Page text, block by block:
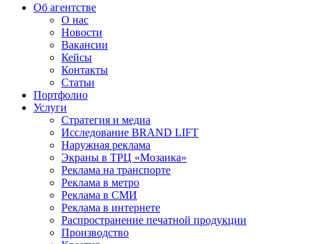
Об агентстве
О нас
Новости
Вакансии
Кейсы
Контакты
Статьи
Портфолио
Услуги
Стратегия и медиа
Исследование BRAND LIFT
Наружная реклама
Экраны в ТРЦ «Мозаика»
Реклама на транспорте
Реклама в метро
Реклама в СМИ
Реклама в интернете
Распространение печатной продукции
Производство